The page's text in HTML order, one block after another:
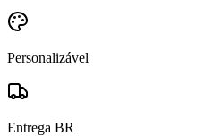
Personalizável
Entrega BR